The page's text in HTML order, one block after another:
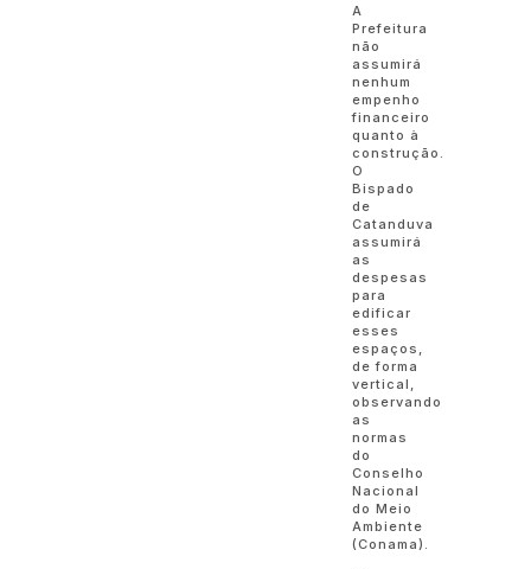
A
Prefeitura
não
assumirá
nenhum
empenho
financeiro
quanto à
construção.
O
Bispado
de
Catanduva
assumirá
as
despesas
para
edificar
esses
espaços,
de forma
vertical,
observando
as
normas
do
Conselho
Nacional
do Meio
Ambiente
(Conama).